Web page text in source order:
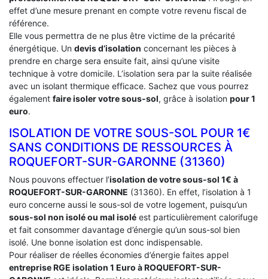
effet d’une mesure prenant en compte votre revenu fiscal de
référence.
Elle vous permettra de ne plus être victime de la précarité
énergétique. Un devis d’isolation concernant les pièces à
prendre en charge sera ensuite fait, ainsi qu’une visite
technique à votre domicile. L’isolation sera par la suite réalisée
avec un isolant thermique efficace. Sachez que vous pourrez
également faire isoler votre sous-sol, grâce à isolation pour 1
euro.
ISOLATION DE VOTRE SOUS-SOL POUR 1€
SANS CONDITIONS DE RESSOURCES À
‎ROQUEFORT-SUR-GARONNE (31360)
Nous pouvons effectuer l’isolation de votre sous-sol 1€ à
ROQUEFORT-SUR-GARONNE (31360). En effet, l’isolation à 1
euro concerne aussi le sous-sol de votre logement, puisqu’un
sous-sol non isolé ou mal isolé est particulièrement calorifuge
et fait consommer davantage d’énergie qu’un sous-sol bien
isolé. Une bonne isolation est donc indispensable.
Pour réaliser de réelles économies d’énergie faites appel
entreprise RGE isolation 1 Euro à ROQUEFORT-SUR-